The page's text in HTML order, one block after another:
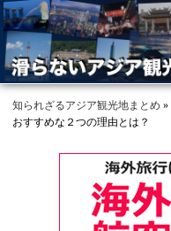
知られざるアジア観光地まとめ »
おすすめな２つの理由とは？